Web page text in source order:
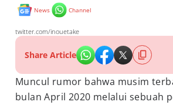
News Channel
twitter.com/inouetake
Share Article
Muncul rumor bahwa musim
bulan April 2020 melalui sebuah